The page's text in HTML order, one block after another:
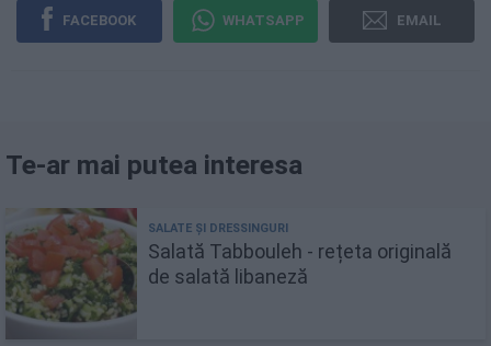
FACEBOOK WHATSAPP EMAIL
Te-ar mai putea interesa
Salată Tabbouleh - rețeta originală
de salată libaneză